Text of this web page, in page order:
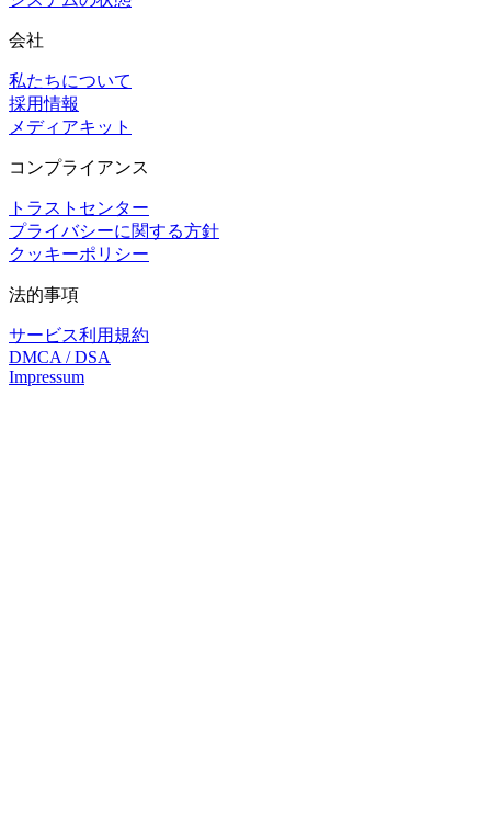
会社
私たちについて
採用情報
メディアキット
コンプライアンス
トラストセンター
プライバシーに関する方針
クッキーポリシー
法的事項
サービス利用規約
DMCA / DSA
Impressum